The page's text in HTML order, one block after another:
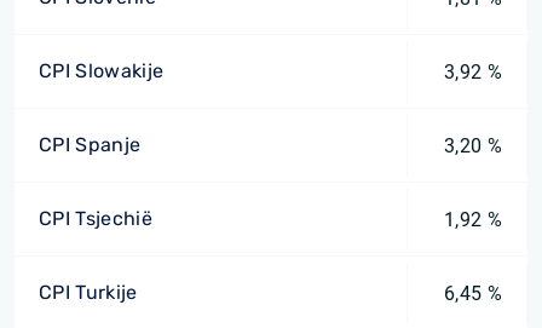
CPI Slowakije 3,92 %
CPI Spanje 3,20 %
CPI Tsjechië 1,92 %
CPI Turkije 6,45 %